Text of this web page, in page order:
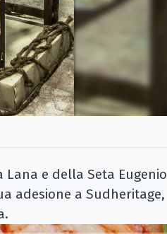
Lana e della Seta Eugenio
adesione a Sudheritage,